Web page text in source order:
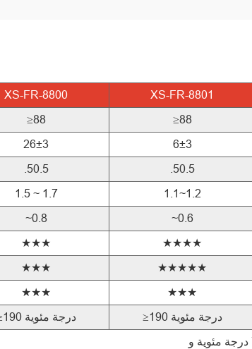
XS-FR-8800 XS-FR-8801
≥88 ≥88
26±3 6±3
.50.5 .50.5
1.5 ~ 1.7 1.1~1.2
~0.8 ~0.6
★★★ ★★★★
★★★ ★★★★★
★★★ ★★★
≥190 درجة مئوية ≥190 درجة مئوية